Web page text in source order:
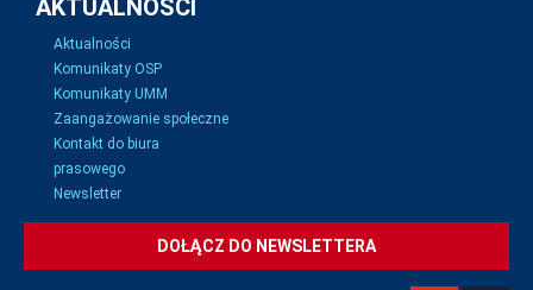
AKTUALNOŚCI
Aktualności
Komunikaty OSP
Komunikaty UMM
Zaangażowanie społeczne
Kontakt do biura
prasowego
Newsletter
DOŁĄCZ DO NEWSLETTERA